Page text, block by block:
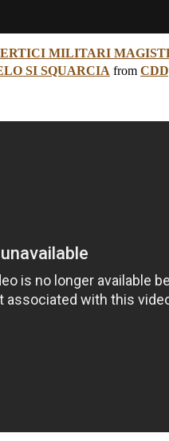
MILITARI
SI SQUARCIA from